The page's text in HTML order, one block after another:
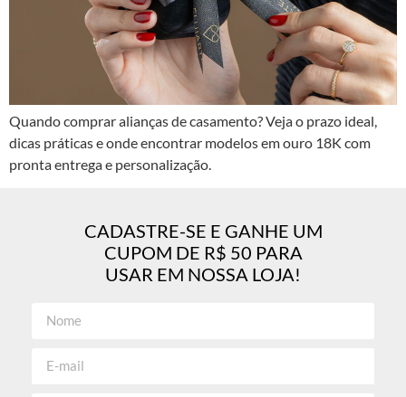
Quando comprar alianças de casamento? Veja o prazo ideal,
dicas práticas e onde encontrar modelos em ouro 18K com
pronta entrega e personalização.
CADASTRE-SE E GANHE UM
CUPOM DE R$ 50 PARA
USAR EM NOSSA LOJA!